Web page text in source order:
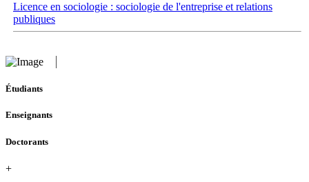
Licence en sociologie : sociologie de l'entreprise et relations
publiques
Étudiants
Enseignants
Doctorants
+